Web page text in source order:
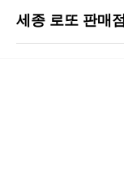
세종 로또 판매점